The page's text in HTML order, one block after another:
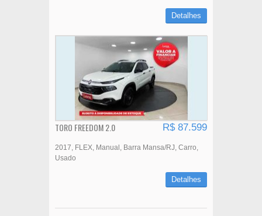
Detalhes
TORO FREEDOM 2.0 R$ 87.599
2017 FLEX Manual Barra Mansa/RJ Carro
Usado
Detalhes